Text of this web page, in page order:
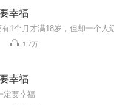
幸福
1.7万
幸福
定要幸福